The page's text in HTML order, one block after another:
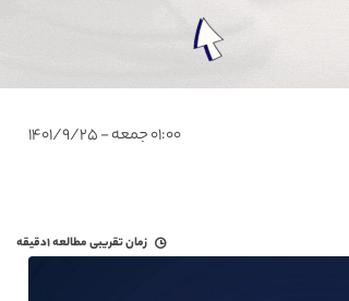
۰۱:۰۰ جمعه - ۱۴۰۱/۹/۲۵
زمان تقریبی مطالعه۱دقیقه